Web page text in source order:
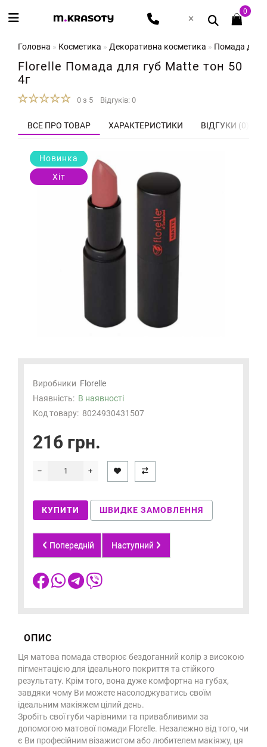
0
Головна Косметика Декоративна косметика Помада для
Florelle Помада для губ Matte тон 50
4г
0 з 5 Відгуків: 0
ВСЕ ПРО ТОВАР ХАРАКТЕРИСТИКИ ВІДГУКИ (0)
Новинка
Хіт
Виробники Florelle
Наявність: В наявності
Код товару: 8024930431507
216 грн.
КУПИТИ ШВИДКЕ ЗАМОВЛЕННЯ
Попередній Наступний
ОПИС
Ця матова помада створює бездоганний колір з високою
пігментацією для ідеального покриття та стійкого
результату. Крім того, вона дуже комфортна на губах,
завдяки чому Ви можете насолоджуватись своїм
ідеальним макіяжем цілий день.
Зробіть свої губи чарівними та привабливими за
допомогою матової помади Florelle. Незалежно від того, чи
є Ви професійним візажистом або любителем макіяжу, ця